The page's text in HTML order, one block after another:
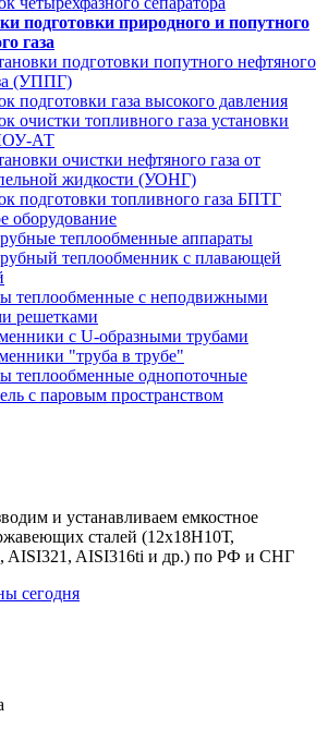
подготовки природного и попутного
газа
подготовки попутного нефтяного
(УППГ)
подготовки газа высокого давления
очистки топливного газа установки
АТ
очистки нефтяного газа от
жидкости (УОНГ)
подготовки топливного газа БПТГ
оборудование
теплообменные аппараты
теплообменник с плавающей
теплообменные с неподвижными
решетками
с U-образными трубами
"труба в трубе"
теплообменные однопоточные
с паровым пространством
и устанавливаем емкостное
сталей (12х18Н10Т,
AISI321, AISI316ti и др.) по РФ и СНГ
сегодня